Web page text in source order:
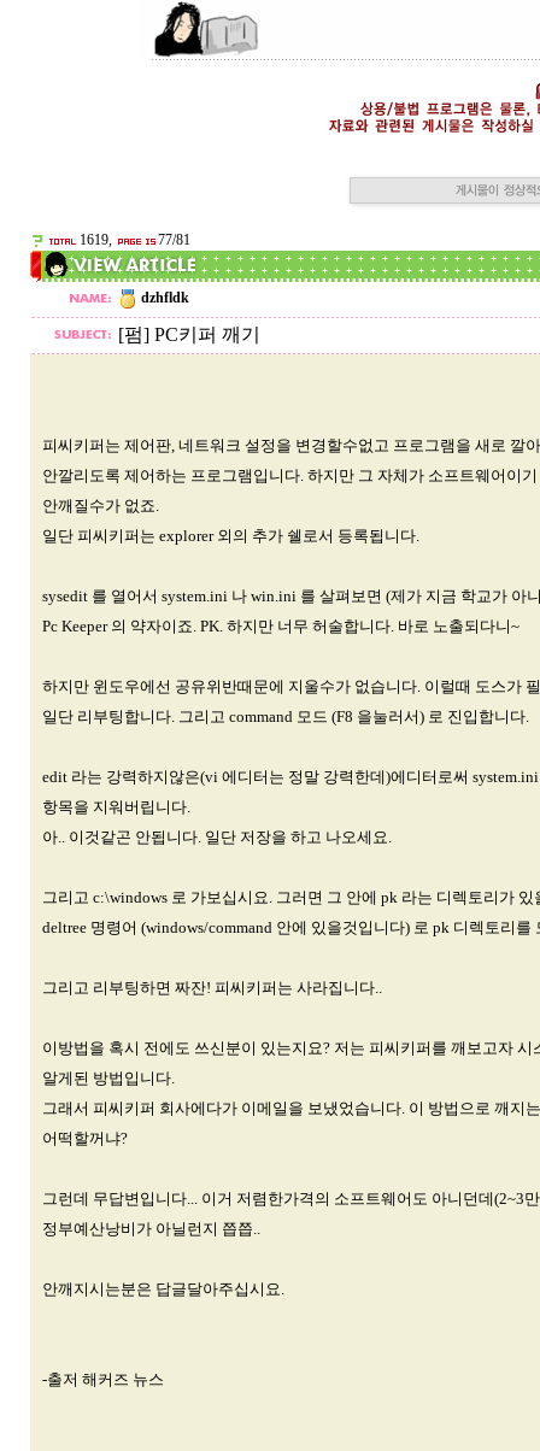
1619, 77/81
dzhfldk
[펌] PC키퍼 깨기
피씨키퍼는 제어판, 네트워크 설정을 변경할수없고 프로그램을 새로 깔
안깔리도록 제어하는 프로그램입니다. 하지만 그 자체가 소프트웨어이
안깨질수가 없죠.
일단 피씨키퍼는 explorer 외의 추가 쉘로서 등록됩니다.
sysedit 를 열어서 system.ini 나 win.ini 를 살펴보면 (제가 지금 학교가
Pc Keeper 의 약자이죠. PK. 하지만 너무 허술합니다. 바로 노출되다니~
하지만 윈도우에선 공유위반때문에 지울수가 없습니다. 이럴때 도스가
일단 리부팅합니다. 그리고 command 모드 (F8 을눌러서) 로 진입합니다.
edit 라는 강력하지않은(vi 에디터는 정말 강력한데)에디터로써 system.ini
항목을 지워버립니다.
아.. 이것같곤 안됩니다. 일단 저장을 하고 나오세요.
그리고 c:\windows 로 가보십시요. 그러면 그 안에 pk 라는 디렉토리가 있
deltree 명령어 (windows/command 안에 있을것입니다) 로 pk 디렉토리를
그리고 리부팅하면 짜잔! 피씨키퍼는 사라집니다..
이방법을 혹시 전에도 쓰신분이 있는지요? 저는 피씨키퍼를 깨보고자 시
알게된 방법입니다.
그래서 피씨키퍼 회사에다가 이메일을 보냈었습니다. 이 방법으로 깨지
어떡할꺼냐?
그런데 무답변입니다... 이거 저렴한가격의 소프트웨어도 아니던데(2~3
정부예산낭비가 아닐런지 쯥쯥..
안깨지시는분은 답글달아주십시요.
-출저 해커즈 뉴스